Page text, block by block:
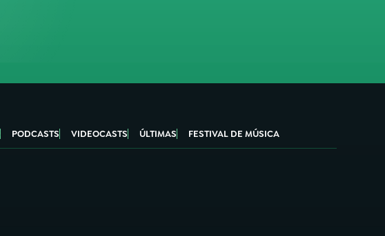
PODCASTS VIDEOCASTS ÚLTIMAS FESTIVAL DE MÚSICA